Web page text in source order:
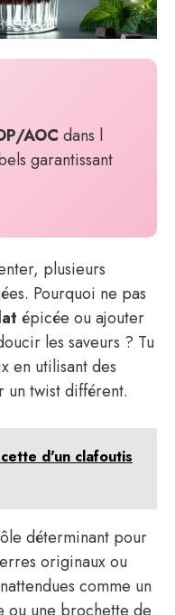
AOC dans l
garantissant
plusieurs
Pourquoi ne pas
épicée ou ajouter
les saveurs ? Tu
en utilisant des
un twist différent.
d'un clafoutis
déterminant pour
originaux ou
comme un
ou une brochette de